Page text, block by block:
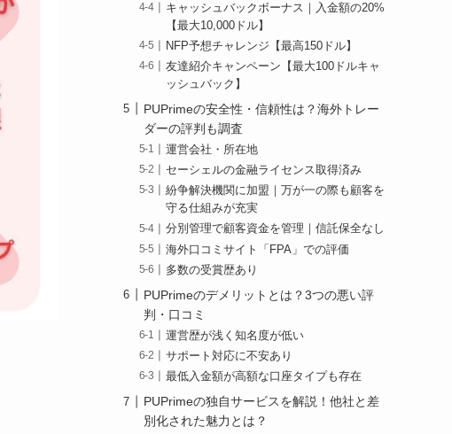
キャッシュバックボーナス｜入金額の20%
【最大10,000ドル】
NFP予想チャレンジ【最高150ドル】
友達紹介キャンペーン【最大100ドルキャ
ッシュバック】
PUPrimeの安全性・信頼性は？海外トレー
ダーの評判も調査
運営会社・所在地
セーシェルの金融ライセンス取得済み
紛争解決機関に加盟｜万が一の際も顧客を
守る仕組みが充実
分別管理で顧客資金を管理｜信託保全なし
海外口コミサイト「FPA」での評価
多数の受賞歴あり
PUPrimeのデメリットとは？3つの悪い評
判・口コミ
運営歴が浅く知名度が低い
サポート対応に不安あり
最低入金額が高額な口座タイプも存在
PUPrimeの独自サービスを解説！他社と差
別化された魅力とは？